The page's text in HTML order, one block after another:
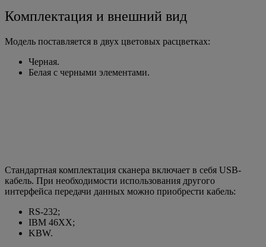
Комплектация и внешний вид
Модель поставляется в двух цветовых расцветках:
Черная.
Белая с черными элементами.
Стандартная комплектация сканера включает в себя USB-
кабель. При необходимости использования другого
интерфейса передачи данных можно приобрести кабель:
RS-232;
IBM 46XX;
KBW.